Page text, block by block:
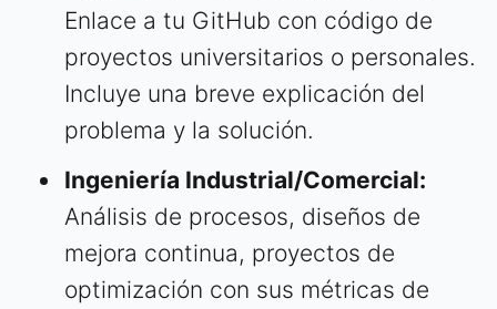
Enlace a tu GitHub con código de
proyectos universitarios o personales.
Incluye una breve explicación del
problema y la solución.
Ingeniería Industrial/Comercial:
Análisis de procesos, diseños de
mejora continua, proyectos de
optimización con sus métricas de